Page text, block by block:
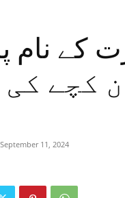
کچے کی
September 11, 2024